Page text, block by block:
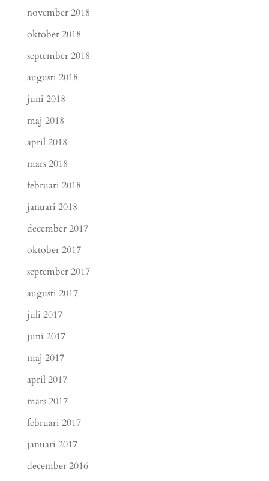
november 2018
oktober 2018
september 2018
augusti 2018
juni 2018
maj 2018
april 2018
mars 2018
februari 2018
januari 2018
december 2017
oktober 2017
september 2017
augusti 2017
juli 2017
juni 2017
maj 2017
april 2017
mars 2017
februari 2017
januari 2017
december 2016